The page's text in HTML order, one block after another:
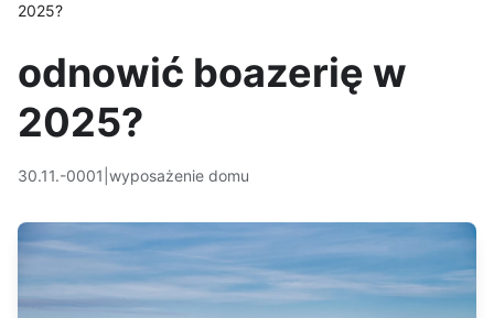
2025?
odnowić boazerię w
2025?
30.11.-0001 wyposażenie domu